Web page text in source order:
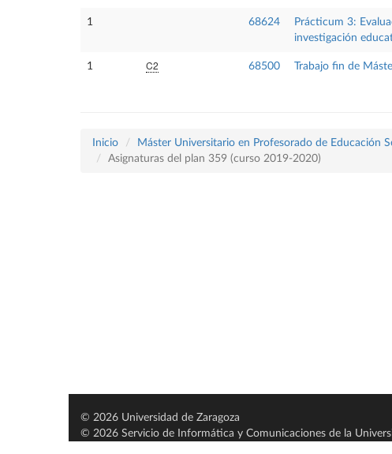
1 68624
Prácticum 3:
investigación
1 C2 68500 Trabajo fin de
Inicio
Máster Universitario en Profesorado de Educación
Asignaturas del plan 359 (curso 2019-2020)
© 2026 Universidad de Zaragoza
© 2026 Servicio de Informática y Comunicaciones de la